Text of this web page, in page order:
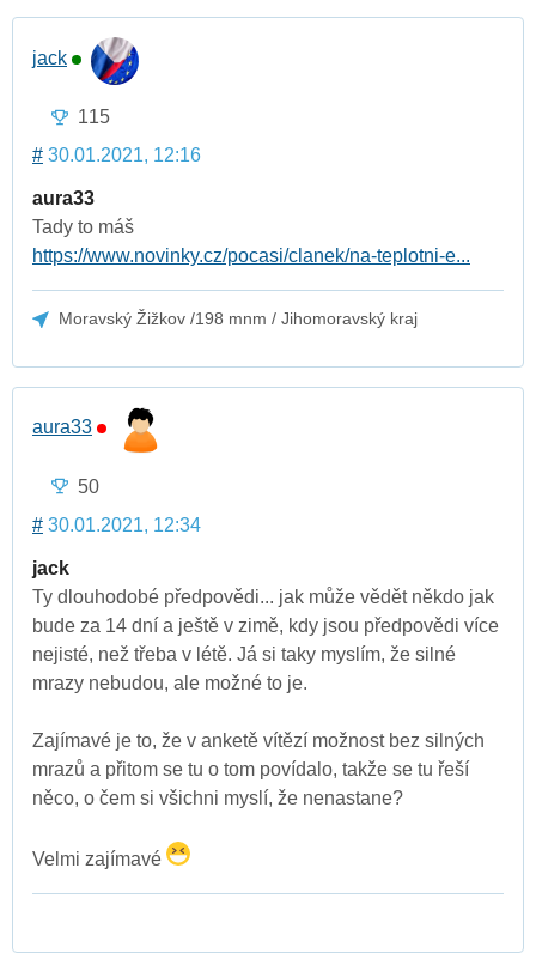
jack
115
# 30.01.2021, 12:16
aura33
Tady to máš
https://www.novinky.cz/pocasi/clanek/na-teplotni-e...
Moravský Žižkov /198 mnm / Jihomoravský kraj
aura33
50
# 30.01.2021, 12:34
jack
Ty dlouhodobé předpovědi... jak může vědět někdo jak
bude za 14 dní a ještě v zimě, kdy jsou předpovědi více
nejisté, než třeba v létě. Já si taky myslím, že silné
mrazy nebudou, ale možné to je.
Zajímavé je to, že v anketě vítězí možnost bez silných
mrazů a přitom se tu o tom povídalo, takže se tu řeší
něco, o čem si všichni myslí, že nenastane?
Velmi zajímavé